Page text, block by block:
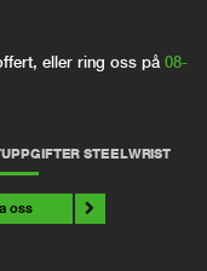
eller ring oss på 08-
STEELWRIST
oss